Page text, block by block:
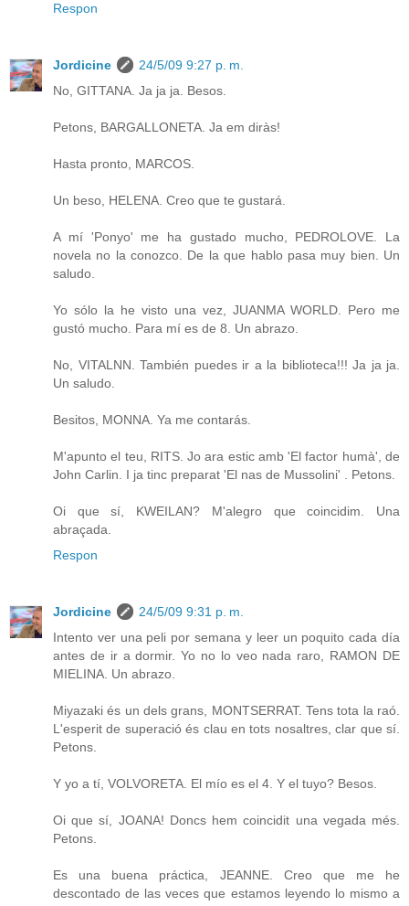
Respon
Jordicine
24/5/09 9:27 p. m.
No, GITTANA. Ja ja ja. Besos.
Petons, BARGALLONETA. Ja em diràs!
Hasta pronto, MARCOS.
Un beso, HELENA. Creo que te gustará.
A mí 'Ponyo' me ha gustado mucho, PEDROLOVE. La
novela no la conozco. De la que hablo pasa muy bien. Un
saludo.
Yo sólo la he visto una vez, JUANMA WORLD. Pero me
gustó mucho. Para mí es de 8. Un abrazo.
No, VITALNN. También puedes ir a la biblioteca!!! Ja ja ja.
Un saludo.
Besitos, MONNA. Ya me contarás.
M'apunto el teu, RITS. Jo ara estic amb 'El factor humà', de
John Carlin. I ja tinc preparat 'El nas de Mussolini' . Petons.
Oi que sí, KWEILAN? M'alegro que coincidim. Una
abraçada.
Respon
Jordicine
24/5/09 9:31 p. m.
Intento ver una peli por semana y leer un poquito cada día
antes de ir a dormir. Yo no lo veo nada raro, RAMON DE
MIELINA. Un abrazo.
Miyazaki és un dels grans, MONTSERRAT. Tens tota la raó.
L'esperit de superació és clau en tots nosaltres, clar que sí.
Petons.
Y yo a tí, VOLVORETA. El mío es el 4. Y el tuyo? Besos.
Oi que sí, JOANA! Doncs hem coincidit una vegada més.
Petons.
Es una buena práctica, JEANNE. Creo que me he
descontado de las veces que estamos leyendo lo mismo a